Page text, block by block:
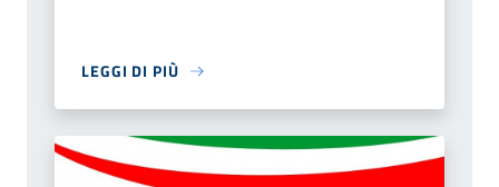
LEGGI DI PIÙ